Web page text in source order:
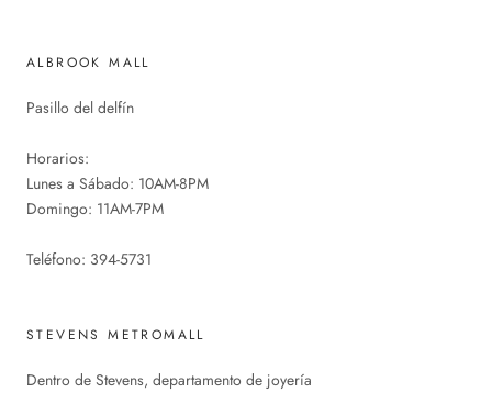
ALBROOK MALL
Pasillo del delfín
Horarios:
Lunes a Sábado: 10AM-8PM
Domingo: 11AM-7PM
Teléfono: 394-5731
STEVENS METROMALL
Dentro de Stevens, departamento de joyería